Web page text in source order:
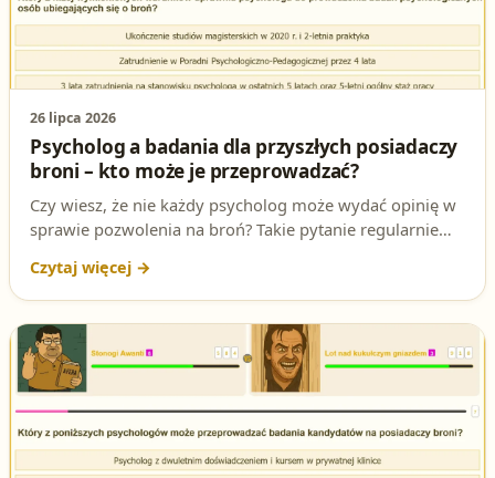
26 lipca 2026
Psycholog a badania dla przyszłych posiadaczy
broni – kto może je przeprowadzać?
Czy wiesz, że nie każdy psycholog może wydać opinię w
sprawie pozwolenia na broń? Takie pytanie regularnie
jakie wymagania musi spełnić specjalista, by móc
oceniać kandydatów na przyszłych strzelców.